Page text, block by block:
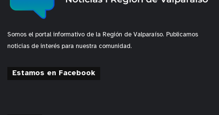
Somos el portal informativo de la Región de Valparaíso. Publicamos
noticias de interés para nuestra comunidad.
Estamos en Facebook